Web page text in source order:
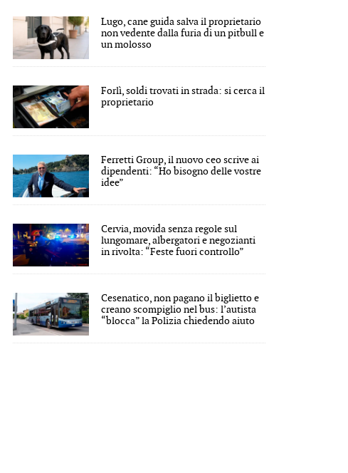
Lugo, cane guida salva il proprietario
non vedente dalla furia di un pitbull e
un molosso
Forlì, soldi trovati in strada: si cerca il
proprietario
Ferretti Group, il nuovo ceo scrive ai
dipendenti: “Ho bisogno delle vostre
idee”
Cervia, movida senza regole sul
lungomare, albergatori e negozianti
in rivolta: “Feste fuori controllo”
Cesenatico, non pagano il biglietto e
creano scompiglio nel bus: l’autista
“blocca” la Polizia chiedendo aiuto